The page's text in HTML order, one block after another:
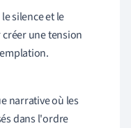
silence et le
une tension
narrative où les
dans l'ordre